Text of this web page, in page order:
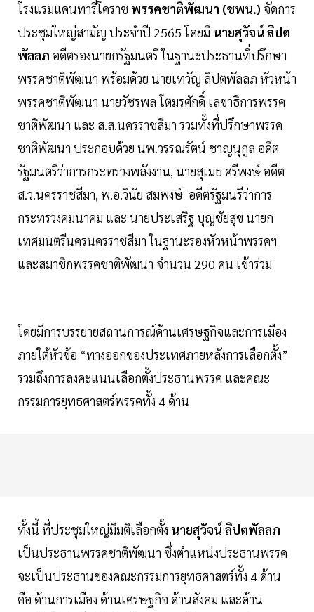
โรงแรมแคนทารี่โคราช พรรคชาติพัฒนา (ชพน.) จัดการ
ประชุมใหญ่สามัญ ประจำปี 2565 โดยมี นายสุวัจน์ ลิปต
พัลลภ อดีตรองนายกรัฐมนตรี ในฐานะประธานที่ปรึกษา
พรรคชาติพัฒนา พร้อมด้วย นายเทวัญ ลิปตพัลลภ หัวหน้า
พรรคชาติพัฒนา นายวัชรพล โตมรศักดิ์ เลขาธิการพรรค
ชาติพัฒนา และ ส.ส.นครราชสีมา รวมทั้งที่ปรึกษาพรรค
ชาติพัฒนา ประกอบด้วย นพ.วรรณรัตน์ ชาญนุกูล อดีต
รัฐมนตรีว่าการกระทรวงพลังงาน, นายสุเมธ ศรีพงษ์ อดีต
ส.ว.นครราชสีมา, พ.อ.วินัย สมพงษ์ อดีตรัฐมนรีว่าการ
กระทรวงคมนาคม และ นายประเสริฐ บุญชัยสุข นายก
เทศมนตรีนครนครราชสีมา ในฐานะรองหัวหน้าพรรคฯ
และสมาชิกพรรคชาติพัฒนา จำนวน 290 คน เข้าร่วม
โดยมีการบรรยายสถานการณ์ด้านเศรษฐกิจและการเมือง
ภายใต้หัวข้อ “ทางออกของประเทศภายหลังการเลือกตั้ง”
รวมถึงการลงคะแนนเลือกตั้งประธานพรรค และคณะ
กรรมการยุทธศาสตร์พรรคทั้ง 4 ด้าน
ทั้งนี้ ที่ประชุมใหญ่มีมติเลือกตั้ง นายสุวัจน์ ลิปตพัลลภ
เป็นประธานพรรคชาติพัฒนา ซึ่งตำแหน่งประธานพรรค
จะเป็นประธานของคณะกรรมการยุทธศาสตร์ทั้ง 4 ด้าน
คือ ด้านการเมือง ด้านเศรษฐกิจ ด้านสังคม และด้าน